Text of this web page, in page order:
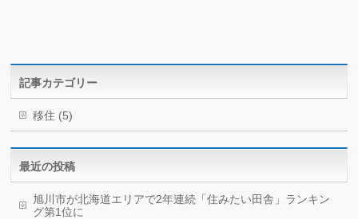
記事カテゴリー
移住 (5)
最近の投稿
旭川市が北海道エリアで2年連続「住みたい田舎」ランキン
グ第1位に